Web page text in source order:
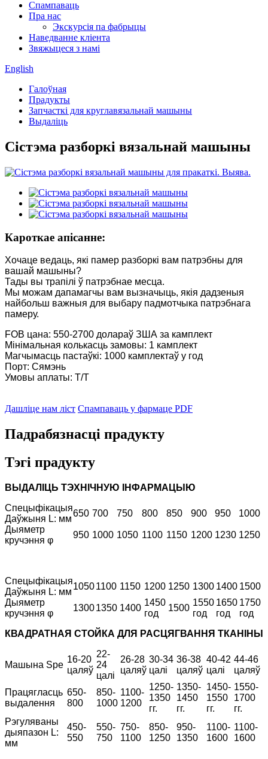
Спампаваць
Пра нас
Экскурсія па фабрыцы
Наведванне кліента
Звяжыцеся з намі
English
Галоўная
Прадукты
Запчасткі для круглавязальнай машыны
Выдаліць
Сістэма разборкі вязальнай машыны
Кароткае апісанне:
Хочаце ведаць, які памер разборкі вам патрэбны для
вашай машыны?
Тады вы трапілі ў патрэбнае месца.
Мы можам дапамагчы вам вызначыць, якія дадзеныя
найбольш важныя для выбару падмотчыка патрэбнага
памеру.
FOB цана: 550-2700 долараў ЗША за камплект
Мінімальная колькасць замовы: 1 камплект
Магчымасць пастаўкі: 1000 камплектаў у год
Порт: Сямэнь
Умовы аплаты: T/T
Дашліце нам ліст Спампаваць у фармаце PDF
Падрабязнасці прадукту
Тэгі прадукту
ВЫДАЛІЦЬ ТЭХНІЧНУЮ ІНФАРМАЦЫЮ
Спецыфікацыя
Даўжыня L: мм
650 700 750 800 850 900 950
1000
Дыяметр
кручэння φ
950 1000 1050 1100 1150 1200 1230 1250
Спецыфікацыя
Даўжыня L: мм
10501100 1150 1200 1250 1300 1400 1500
Дыяметр
кручэння φ
13001350 1400
1450
год
1500
1550
год
1650
год
1750
год
КВАДРАТНАЯ СТОЙКА ДЛЯ РАСЦЯГВАННЯ ТКАНІНЫ
Машына Spe
16-20
цаляў
22-
24
цалі
26-28
цаляў
30-34
цалі
36-38
цаляў
40-42
цалі
44-46
цаляў
Працягласць
выдалення
650-
800
850-
1000
1100-
1200
1250-
1350
гг.
1350-
1450
гг.
1450-
1550
гг.
1550-
1700
гг.
Рэгуляваны
дыяпазон L:
мм
450-
550
550-
750
750-
1100
850-
1250
950-
1350
1100-
1600
1100-
1600